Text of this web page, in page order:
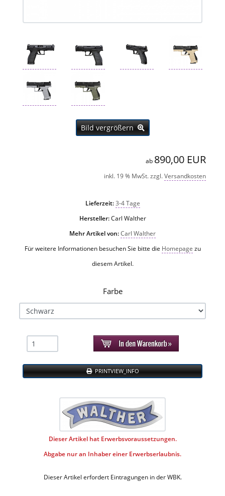
Bild vergrößern
ab 890,00 EUR
inkl. 19 % MwSt. zzgl.Versandkosten
Lieferzeit: 3-4 Tage
Hersteller: Carl Walther
Mehr Artikel von:Carl Walther
Für weitere Informationen besuchen Sie bitte die Homepage zu
diesem Artikel.
Farbe
PRINTVIEW_INFO
Dieser Artikel hat Erwerbsvoraussetzungen.
Abgabe nur an Inhaber einer Erwerbserlaubnis.
Dieser Artikel erfordert Eintragungen in der WBK.